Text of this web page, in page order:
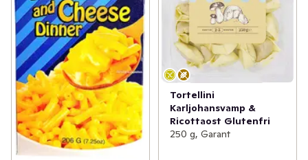
Tortellini
Karljohansvamp &
Ricottaost Glutenfri
250 g, Garant